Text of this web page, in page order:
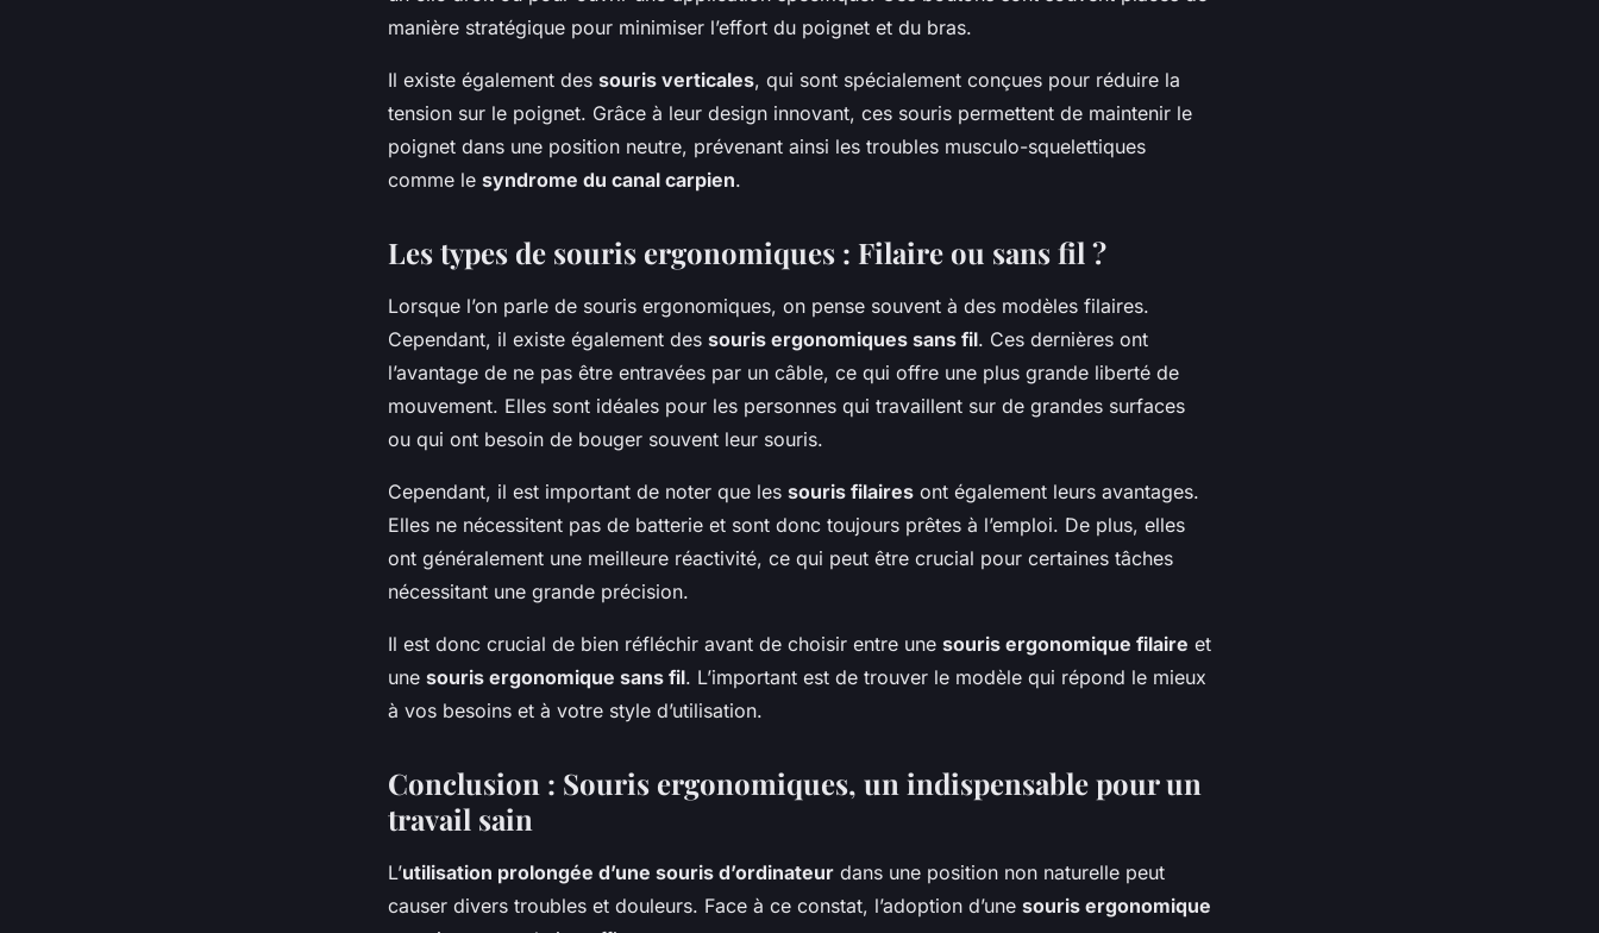
manière stratégique pour minimiser l’effort du poignet et du bras.
Il existe également des souris verticales, qui sont spécialement conçues pour réduire la
tension sur le poignet. Grâce à leur design innovant, ces souris permettent de maintenir le
poignet dans une position neutre, prévenant ainsi les troubles musculo-squelettiques
comme le syndrome du canal carpien.
Les types de souris ergonomiques : Filaire ou sans fil ?
Lorsque l’on parle de souris ergonomiques, on pense souvent à des modèles filaires.
Cependant, il existe également des souris ergonomiques sans fil. Ces dernières ont
l’avantage de ne pas être entravées par un câble, ce qui offre une plus grande liberté de
mouvement. Elles sont idéales pour les personnes qui travaillent sur de grandes surfaces
ou qui ont besoin de bouger souvent leur souris.
Cependant, il est important de noter que les souris filaires ont également leurs avantages.
Elles ne nécessitent pas de batterie et sont donc toujours prêtes à l’emploi. De plus, elles
ont généralement une meilleure réactivité, ce qui peut être crucial pour certaines tâches
nécessitant une grande précision.
Il est donc crucial de bien réfléchir avant de choisir entre une souris ergonomique filaire et
une souris ergonomique sans fil. L’important est de trouver le modèle qui répond le mieux
à vos besoins et à votre style d’utilisation.
Conclusion : Souris ergonomiques, un indispensable pour un
travail sain
L’utilisation prolongée d’une souris d’ordinateur dans une position non naturelle peut
causer divers troubles et douleurs. Face à ce constat, l’adoption d’une souris ergonomique